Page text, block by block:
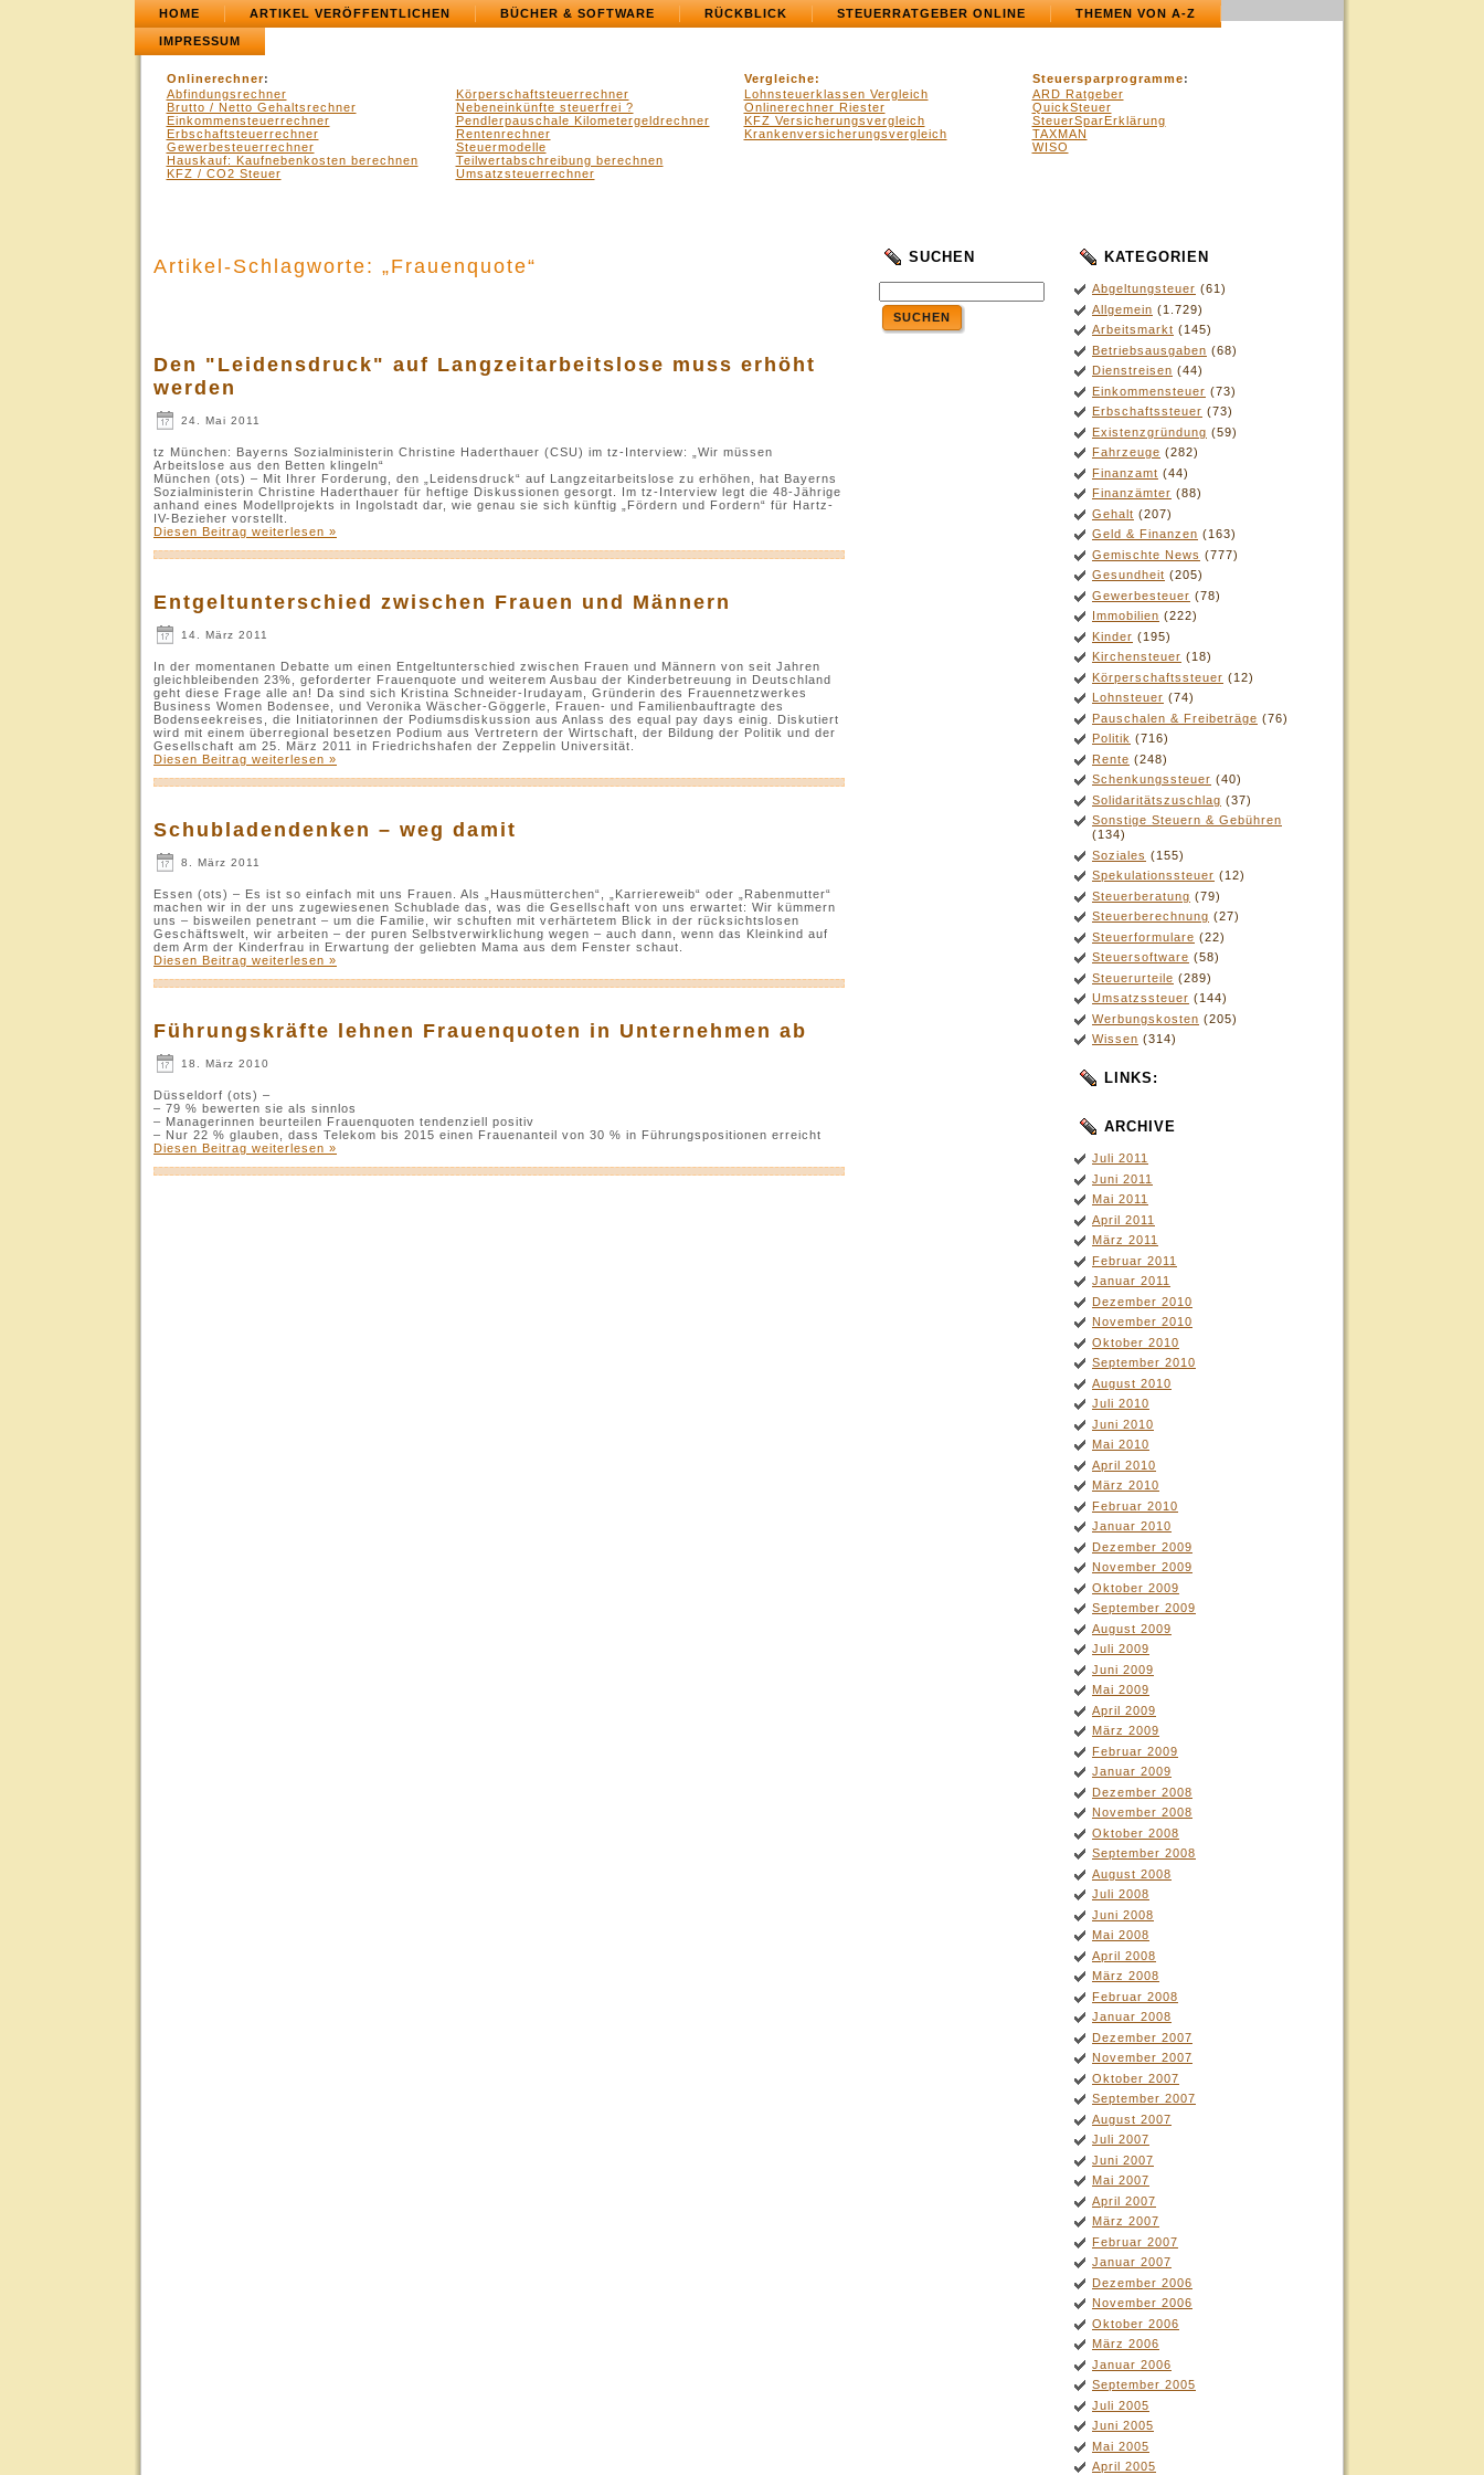
HOME ARTIKEL VERÖFFENTLICHEN BÜCHER & SOFTWARE RÜCKBLICK STEUERRATGEBER ONLINE THEMEN VON A-Z
IMPRESSUM
Onlinerechner: Vergleiche: Steuersparprogramme:
Abfindungsrechner
Brutto / Netto Gehaltsrechner
Einkommensteuerrechner
Erbschaftsteuerrechner
Gewerbesteuerrechner
Hauskauf: Kaufnebenkosten berechnen
KFZ / CO2 Steuer
Körperschaftsteuerrechner
Nebeneinkünfte steuerfrei ?
Pendlerpauschale Kilometergeldrechner
Rentenrechner
Steuermodelle
Teilwertabschreibung berechnen
Umsatzsteuerrechner
Lohnsteuerklassen Vergleich
Onlinerechner Riester
KFZ Versicherungsvergleich
Krankenversicherungsvergleich
ARD Ratgeber
QuickSteuer
SteuerSparErklärung
TAXMAN
WISO
Artikel-Schlagworte: „Frauenquote“
Den "Leidensdruck" auf Langzeitarbeitslose muss erhöht
werden
24. Mai 2011
tz München: Bayerns Sozialministerin Christine Haderthauer (CSU) im tz-Interview: „Wir müssen
Arbeitslose aus den Betten klingeln“
München (ots) – Mit Ihrer Forderung, den „Leidensdruck“ auf Langzeitarbeitslose zu erhöhen, hat Bayerns
Sozialministerin Christine Haderthauer für heftige Diskussionen gesorgt. Im tz-Interview legt die 48-Jährige
anhand eines Modellprojekts in Ingolstadt dar, wie genau sie sich künftig „Fördern und Fordern“ für Hartz-
IV-Bezieher vorstellt.
Diesen Beitrag weiterlesen »
Entgeltunterschied zwischen Frauen und Männern
14. März 2011
In der momentanen Debatte um einen Entgeltunterschied zwischen Frauen und Männern von seit Jahren
gleichbleibenden 23%, geforderter Frauenquote und weiterem Ausbau der Kinderbetreuung in Deutschland
geht diese Frage alle an! Da sind sich Kristina Schneider-Irudayam, Gründerin des Frauennetzwerkes
Business Women Bodensee, und Veronika Wäscher-Göggerle, Frauen- und Familienbauftragte des
Bodenseekreises, die Initiatorinnen der Podiumsdiskussion aus Anlass des equal pay days einig. Diskutiert
wird mit einem überregional besetzen Podium aus Vertretern der Wirtschaft, der Bildung der Politik und der
Gesellschaft am 25. März 2011 in Friedrichshafen der Zeppelin Universität.
Diesen Beitrag weiterlesen »
Schubladendenken – weg damit
8. März 2011
Essen (ots) – Es ist so einfach mit uns Frauen. Als „Hausmütterchen“, „Karriereweib“ oder „Rabenmutter“
machen wir in der uns zugewiesenen Schublade das, was die Gesellschaft von uns erwartet: Wir kümmern
uns – bisweilen penetrant – um die Familie, wir schuften mit verhärtetem Blick in der rücksichtslosen
Geschäftswelt, wir arbeiten – der puren Selbstverwirklichung wegen – auch dann, wenn das Kleinkind auf
dem Arm der Kinderfrau in Erwartung der geliebten Mama aus dem Fenster schaut.
Diesen Beitrag weiterlesen »
Führungskräfte lehnen Frauenquoten in Unternehmen ab
18. März 2010
Düsseldorf (ots) –
– 79 % bewerten sie als sinnlos
– Managerinnen beurteilen Frauenquoten tendenziell positiv
– Nur 22 % glauben, dass Telekom bis 2015 einen Frauenanteil von 30 % in Führungspositionen erreicht
Diesen Beitrag weiterlesen »
SUCHEN
SUCHEN
KATEGORIEN
Abgeltungsteuer (61)
Allgemein (1.729)
Arbeitsmarkt (145)
Betriebsausgaben (68)
Dienstreisen (44)
Einkommensteuer (73)
Erbschaftssteuer (73)
Existenzgründung (59)
Fahrzeuge (282)
Finanzamt (44)
Finanzämter (88)
Gehalt (207)
Geld & Finanzen (163)
Gemischte News (777)
Gesundheit (205)
Gewerbesteuer (78)
Immobilien (222)
Kinder (195)
Kirchensteuer (18)
Körperschaftssteuer (12)
Lohnsteuer (74)
Pauschalen & Freibeträge (76)
Politik (716)
Rente (248)
Schenkungssteuer (40)
Solidaritätszuschlag (37)
Sonstige Steuern & Gebühren
(134)
Soziales (155)
Spekulationssteuer (12)
Steuerberatung (79)
Steuerberechnung (27)
Steuerformulare (22)
Steuersoftware (58)
Steuerurteile (289)
Umsatzssteuer (144)
Werbungskosten (205)
Wissen (314)
LINKS:
ARCHIVE
Juli 2011
Juni 2011
Mai 2011
April 2011
März 2011
Februar 2011
Januar 2011
Dezember 2010
November 2010
Oktober 2010
September 2010
August 2010
Juli 2010
Juni 2010
Mai 2010
April 2010
März 2010
Februar 2010
Januar 2010
Dezember 2009
November 2009
Oktober 2009
September 2009
August 2009
Juli 2009
Juni 2009
Mai 2009
April 2009
März 2009
Februar 2009
Januar 2009
Dezember 2008
November 2008
Oktober 2008
September 2008
August 2008
Juli 2008
Juni 2008
Mai 2008
April 2008
März 2008
Februar 2008
Januar 2008
Dezember 2007
November 2007
Oktober 2007
September 2007
August 2007
Juli 2007
Juni 2007
Mai 2007
April 2007
März 2007
Februar 2007
Januar 2007
Dezember 2006
November 2006
Oktober 2006
März 2006
Januar 2006
September 2005
Juli 2005
Juni 2005
Mai 2005
April 2005